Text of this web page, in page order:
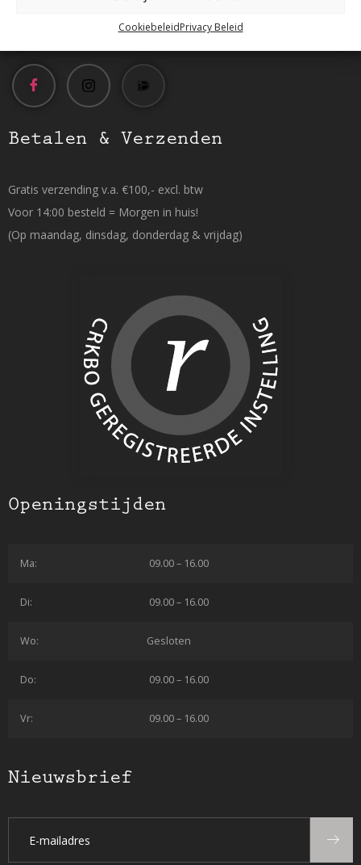
CookiebeleidPrivacy Beleid
Betalen & Verzenden
Gratis verzending v.a. €100,- excl. btw
Voor 14:00 besteld = Morgen in huis!
(Op maandag, dinsdag, donderdag & vrijdag)
Openingstijden
Ma: 09.00 – 16.00
Di: 09.00 – 16.00
Wo: Gesloten
Do: 09.00 – 16.00
Vr: 09.00 – 16.00
Nieuwsbrief